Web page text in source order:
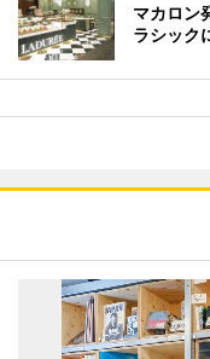
マカロン
ラシック